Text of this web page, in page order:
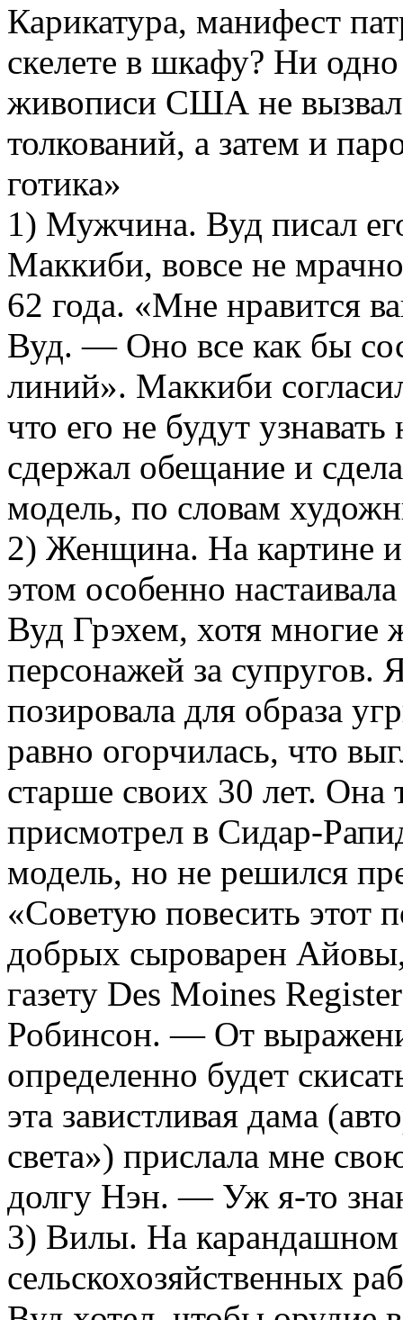
Карикатура, манифест
скелете в шкафу? Ни
живописи США не
толкований, а затем и
готика»
1) Мужчина. Вуд писал
Маккиби, вовсе не
62 года. «Мне нравится
Вуд. — Оно все как бы
линий». Маккиби
что его не будут
сдержал обещание и
модель, по словам
2) Женщина. На картине
этом особенно
Вуд Грэхем, хотя
персонажей за
позировала для образа
равно огорчилась, что
старше своих 30 лет. Она
присмотрел в Сидар-
модель, но не решился
«Советую повесить этот
добрых сыроварен
газету Des Moines
Робинсон. — От
определенно будет
эта завистливая дама
света») прислала мне
долгу Нэн. — Уж я-то
3) Вилы. На карандашном
сельскохозяйственных